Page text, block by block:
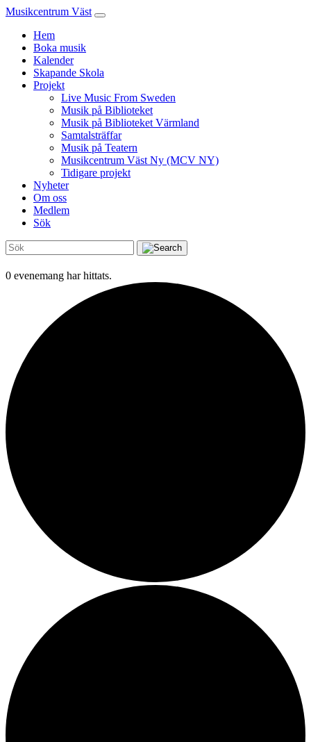
Musikcentrum Väst
Hem
Boka musik
Kalender
Skapande Skola
Projekt
Live Music From Sweden
Musik på Biblioteket
Musik på Biblioteket Värmland
Samtalsträffar
Musik på Teatern
Musikcentrum Väst Ny (MCV NY)
Tidigare projekt
Nyheter
Om oss
Medlem
Sök
0 evenemang har hittats.